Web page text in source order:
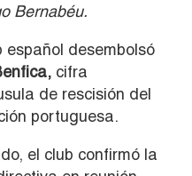
Bernabéu.
español desembolsó
cifra
de rescisión del
portuguesa.
el club confirmó la